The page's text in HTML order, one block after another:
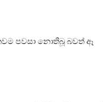
පවසා නොතිබූ බවත් ඈ